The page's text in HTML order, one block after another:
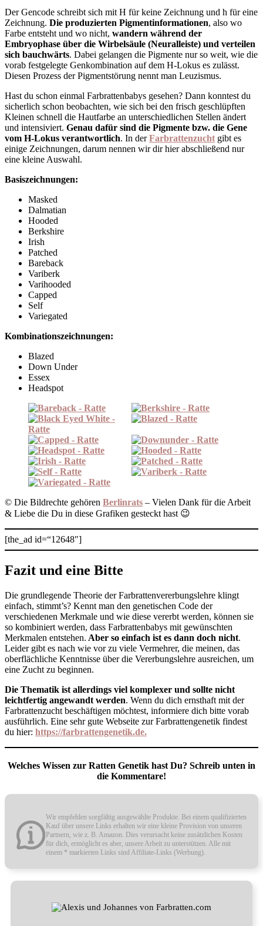
Der Gencode schreibt sich mit H für keine Zeichnung und h für eine
Zeichnung. Die produzierten Pigmentinformationen, also wo
Farbe entsteht und wo nicht, wandern während der
Embryophase über die Wirbelsäule (Neuralleiste) und verteilen
sich bauchwärts. Dabei gelangen die Pigmente nur so weit, wie die
vorab festgelegte Genkombination auf dem H-Lokus es zulässt.
Diesen Prozess der Pigmentstörung nennt man Leuzismus.
Hast du schon einmal Farbrattenbabys gesehen? Dann konntest du
sicherlich schon beobachten, wie sich bei den frisch geschlüpften
Kleinen schnell die Hautfarbe an unterschiedlichen Stellen ändert
und intensiviert. Genau dafür sind die Pigmente bzw. die Gene
vom H-Lokus verantwortlich. In derFarbrattenzucht gibt es
einige Zeichnungen, darum nennen wir dir hier abschließend nur
eine kleine Auswahl.
Basiszeichnungen:
Masked
Dalmatian
Hooded
Berkshire
Irish
Patched
Bareback
Variberk
Varihooded
Capped
Self
Variegated
Kombinationszeichnungen:
Blazed
Down Under
Essex
Headspot
© Die Bildrechte gehören Berlinrats – Vielen Dank für die Arbeit
& Liebe die Du in diese Grafiken gesteckt hast 😉
[the_ad id=“12648″]
Fazit und eine Bitte
Die grundlegende Theorie der Farbrattenvererbungslehre klingt
einfach, stimmt’s? Kennt man den genetischen Code der
verschiedenen Merkmale und wie diese vererbt werden, können sie
so kombiniert werden, dass Farbrattenbabys mit gewünschten
Merkmalen entstehen. Aber so einfach ist es dann doch nicht.
Leider gibt es nach wie vor zu viele Vermehrer, die meinen, das
oberflächliche Kenntnisse über die Vererbungslehre ausreichen, um
eine Zucht zu beginnen.
Die Thematik ist allerdings viel komplexer und sollte nicht
leichtfertig angewandt werden. Wenn du dich ernsthaft mit der
Farbrattenzucht beschäftigen möchtest, informiere dich bitte vorab
ausführlich. Eine sehr gute Webseite zur Farbrattengenetik findest
du hier: https://farbrattengenetik.de.
Welches Wissen zur Ratten Genetik hast Du? Schreib unten in
die Kommentare!
Wir empfehlen sorgfältig ausgewählte Produkte. Bei einem qualifizierten
Kauf über unsere Links erhalten wir eine kleine Provision von unseren
Partnern, wie z. B. Amazon. Dies verursacht keine zusätzlichen Kosten
für dich, ermöglicht es aber, unsere Arbeit zu unterstützen. Alle mit
einem * markierten Links sind Affiliate-Links (Werbung).